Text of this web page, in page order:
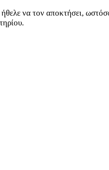
να τον αποκτήσει,